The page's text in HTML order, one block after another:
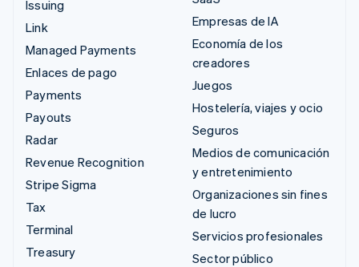
Issuing
Link
Managed Payments
Enlaces de pago
Payments
Payouts
Radar
Revenue Recognition
Stripe Sigma
Tax
Terminal
Treasury
Empresas de IA
Economía de los
creadores
Juegos
Hostelería, viajes y ocio
Seguros
Medios de comunicación
y entretenimiento
Organizaciones sin fines
de lucro
Servicios profesionales
Sector público